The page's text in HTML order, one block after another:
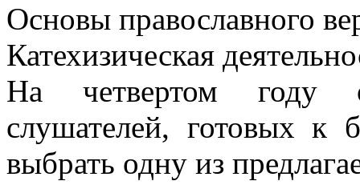
Основы православного
Катехизическая
На четвертом году
слушателей, готовых к
выбрать одну из